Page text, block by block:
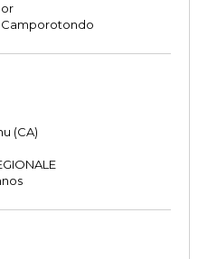
Camporotondo
(CA)